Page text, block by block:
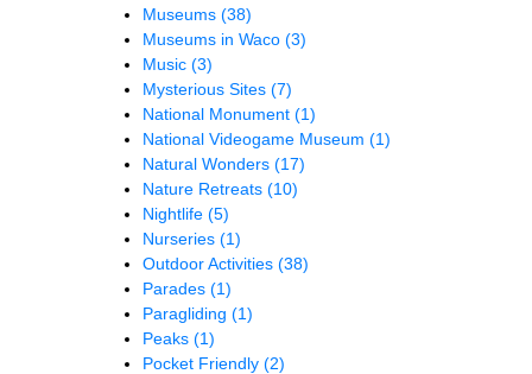
Museums (38)
Museums in Waco (3)
Music (3)
Mysterious Sites (7)
National Monument (1)
National Videogame Museum (1)
Natural Wonders (17)
Nature Retreats (10)
Nightlife (5)
Nurseries (1)
Outdoor Activities (38)
Parades (1)
Paragliding (1)
Peaks (1)
Pocket Friendly (2)